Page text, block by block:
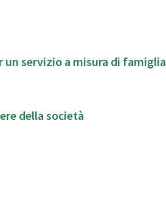
un servizio a misura di famiglia
della società